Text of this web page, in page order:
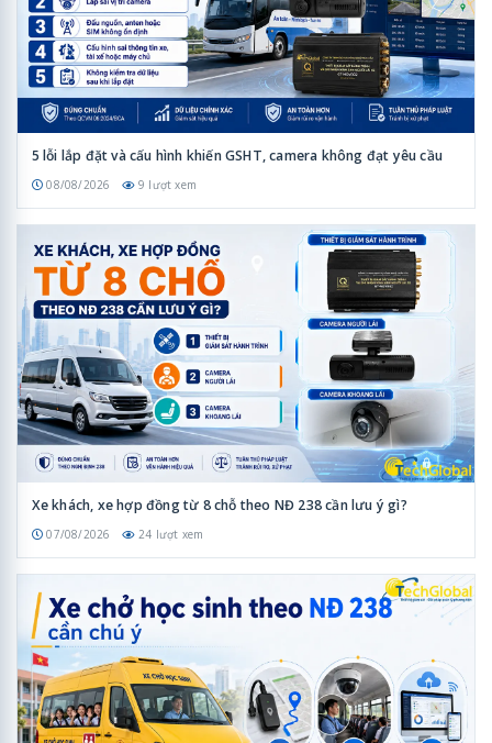
5 lỗi lắp đặt và cấu hình khiến GSHT, camera không đạt yêu cầu
08/08/2026 9 lượt xem
Xe khách, xe hợp đồng từ 8 chỗ theo NĐ 238 cần lưu ý gì?
07/08/2026 24 lượt xem